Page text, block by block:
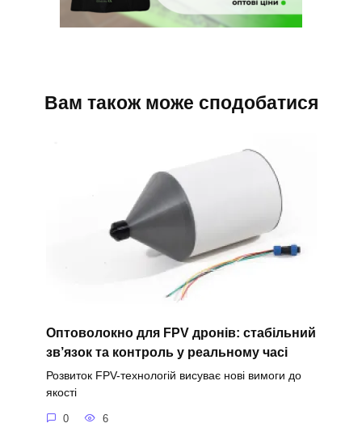
Вам також може сподобатися
Оптоволокно для FPV дронів: стабільний
зв’язок та контроль у реальному часі
Розвиток FPV-технологій висуває нові вимоги до
якості
0 6